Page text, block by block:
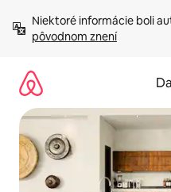
obsah.
Niektoré informácie boli
pôvodnom znení